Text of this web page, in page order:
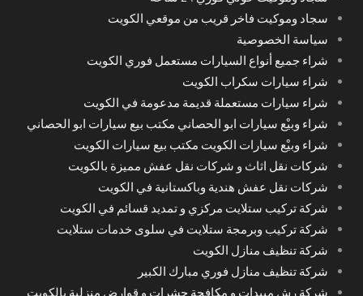
سجاد وموكيت فاخر قريب من موقعي الكويت
سياسة الخصوصية
شراء جميع أنواع السيارات مستعمل فوري الكويت
شراء سيارات سكراب الكويت
شراء سيارات مستعملة قديمة مدعومة في الكويت
شراء وبيْع سيارات ابو الحصاني مكتب بيع سيارات ابو الحصاني
شراء وبيْع سيارات الكويت مكتب بيع سيارات الكويت
شركات نقل اثاث و شركات نقل عفش مميزة بالكويت
شركات نقل عفش هندية وباكستانية في الكويت
شركة تركيب ستلايت مركزي و تمديد قسائم في الكويت
شركة تركيب وبرمجة ستلايت في سلوى خدمات ستلايت
شركة تنظيف منازل الكويت
شركة تنظيف منازل فوري مبارك الكبير
شركة رش مبيدات و مكافحة حشرات و قوارض منزلية بالكويت